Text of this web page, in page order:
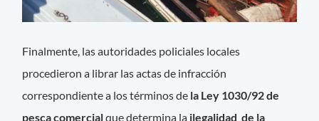
Finalmente, las autoridades policiales locales
procedieron a librar las actas de infracción
correspondiente a los términos de la Ley 1030/92 de
pesca comercialque determina la ilegalidad de la